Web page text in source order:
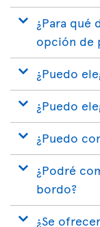
¿Para qué
opción de
¿Puedo
¿Puedo
¿Puedo
¿Podré
bordo?
¿Se